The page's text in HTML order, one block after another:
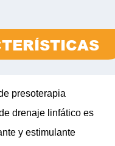
presoterapia
drenaje linfático es
y estimulante